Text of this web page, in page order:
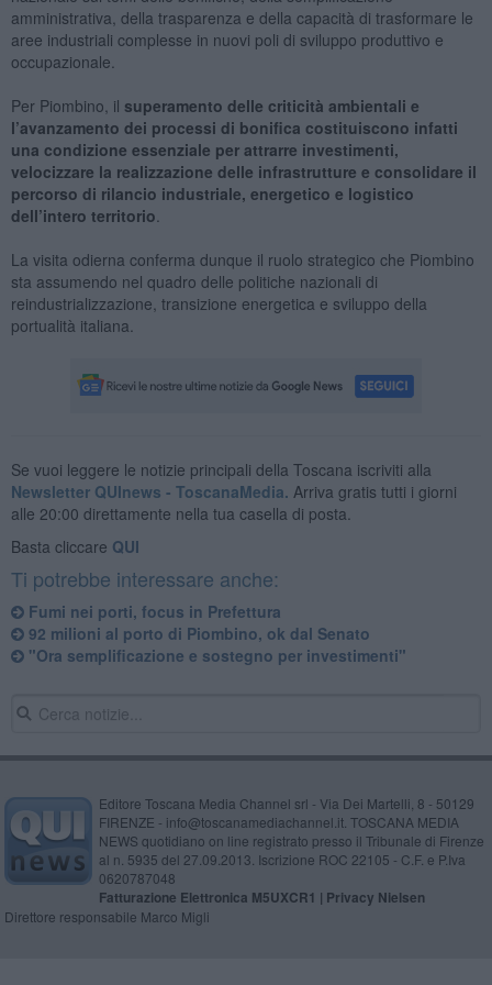
amministrativa, della trasparenza e della capacità di trasformare le
aree industriali complesse in nuovi poli di sviluppo produttivo e
occupazionale.
Per Piombino, il superamento delle criticità ambientali e
l’avanzamento dei processi di bonifica costituiscono infatti
una condizione essenziale per attrarre investimenti,
velocizzare la realizzazione delle infrastrutture e consolidare il
percorso di rilancio industriale, energetico e logistico
dell’intero territorio
La visita odierna conferma dunque il ruolo strategico che Piombino
sta assumendo nel quadro delle politiche nazionali di
reindustrializzazione, transizione energetica e sviluppo della
portualità italiana.
Se vuoi leggere le notizie principali della Toscana iscriviti alla
Newsletter QUInews - ToscanaMedia. Arriva gratis tutti i giorni
alle 20:00 direttamente nella tua casella di posta.
Basta cliccare QUI
Ti potrebbe interessare anche:
Fumi nei porti, focus in Prefettura
92 milioni al porto di Piombino, ok dal Senato
"Ora semplificazione e sostegno per investimenti"
Editore Toscana Media Channel srl - Via Dei Martelli, 8 - 50129
FIRENZE - info@toscanamediachannel.it. TOSCANA MEDIA
NEWS quotidiano on line registrato presso il Tribunale di Firenze
al n. 5935 del 27.09.2013. Iscrizione ROC 22105 - C.F. e P.Iva
0620787048
Fatturazione Elettronica M5UXCR1 | Privacy Nielsen
Direttore responsabile Marco Migli